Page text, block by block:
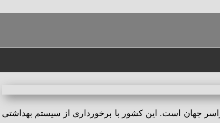
فرصت‌ها و چالش‌ها
جهان است. این کشور با برخورداری از سیستم بهداشتی